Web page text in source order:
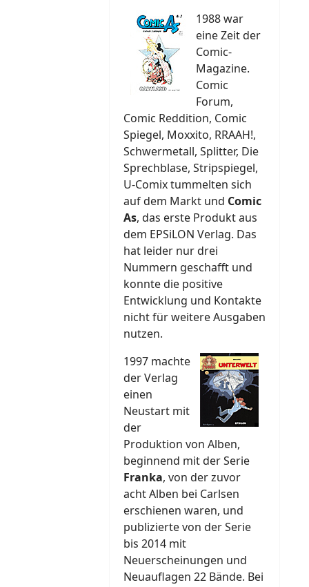
1988 war
eine Zeit der
Comic-
Magazine.
Comic
Forum,
Comic Reddition, Comic
Spiegel, Moxxito, RRAAH!,
Schwermetall, Splitter, Die
Sprechblase, Stripspiegel,
U-Comix tummelten sich
auf dem Markt und Comic
As, das erste Produkt aus
dem EPSiLON Verlag. Das
hat leider nur drei
Nummern geschafft und
konnte die positive
Entwicklung und Kontakte
nicht für weitere Ausgaben
nutzen.
1997 machte
der Verlag
einen
Neustart mit
der
Produktion von Alben,
beginnend mit der Serie
Franka, von der zuvor
acht Alben bei Carlsen
erschienen waren, und
publizierte von der Serie
bis 2014 mit
Neuerscheinungen und
Neuauflagen 22 Bände. Bei